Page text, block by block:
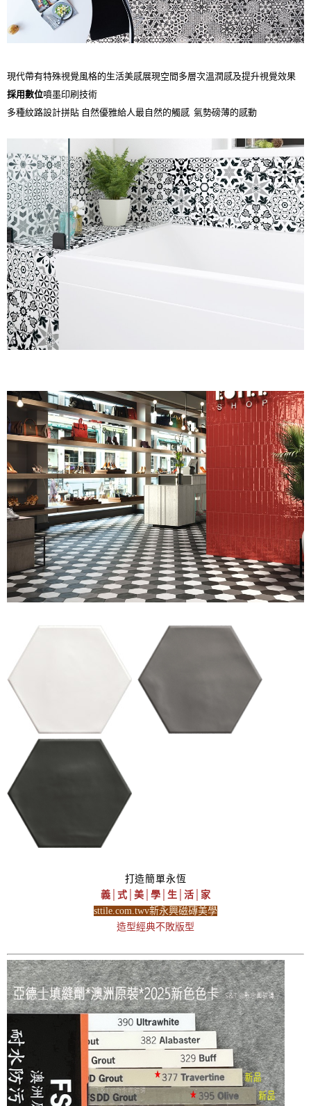
現代帶有特殊視覺風格的生活美感展現空間多層次溫潤感及提升視覺效果
採用數位噴墨印刷技術
多種紋路設計拼貼 自然優雅給人最自然的觸感 氣勢磅薄的感動
打造簡單永恆
義│式│美│學│生│活│家
sttile.com.twv新永興磁磚美學
造型經典不敗版型